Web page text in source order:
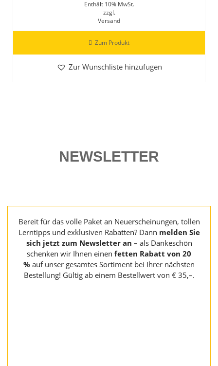
Enthält 10% MwSt.
zzgl.
Versand
Zum Produkt
Zur Wunschliste hinzufügen
NEWSLETTER
Bereit für das volle Paket an Neuerscheinungen, tollen
Lerntipps und exklusiven Rabatten? Dann melden Sie
sich jetzt zum Newsletter an – als Dankeschön
schenken wir Ihnen einen fetten Rabatt von 20
% auf unser gesamtes Sortiment bei Ihrer nächsten
Bestellung! Gültig ab einem Bestellwert von € 35,–.